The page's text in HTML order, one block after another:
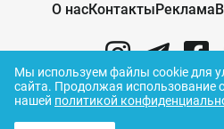
О насКонтактыРеклама
© ORDA,2026.Правила
Мы используем файлы cookie для
сайта. Продолжая использование
нашей политикой